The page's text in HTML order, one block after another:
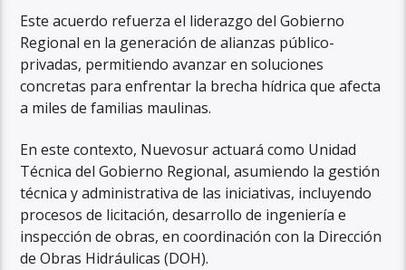
Este acuerdo refuerza el liderazgo del Gobierno
Regional en la generación de alianzas público-
privadas, permitiendo avanzar en soluciones
concretas para enfrentar la brecha hídrica que afecta
a miles de familias maulinas.
En este contexto, Nuevosur actuará como Unidad
Técnica del Gobierno Regional, asumiendo la gestión
técnica y administrativa de las iniciativas, incluyendo
procesos de licitación, desarrollo de ingeniería e
inspección de obras, en coordinación con la Dirección
de Obras Hidráulicas (DOH).